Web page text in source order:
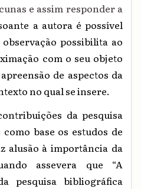
e assim responder a
a autora é possível
possibilita ao
com o seu objeto
de aspectos da
no qual se insere.
da pesquisa
base os estudos de
alusão à importância da
assevera que “A
pesquisa bibliográfica